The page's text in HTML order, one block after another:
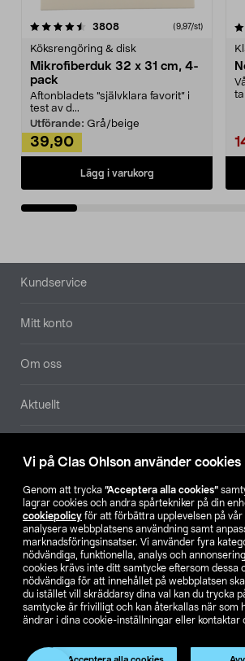
Vi på Clas Ohlson använder cookies
Genom att trycka ”Acceptera alla cookies”
lagrar cookies och andra spårtekniker på din
cookiepolicy för att förbättra upplevelsen på vår
analysera webbplatsens användning samt
marknadsföringsinsatser. Vi använder fyra
nödvändiga, funktionella, analys och
cookies krävs inte ditt samtycke eftersom dessa
nödvändiga för att innehållet på webbplatsen
du istället vill skräddarsy dina val kan du trycka
samtycke är frivilligt och kan återkallas när som
ändrar i dina cookie-inställningar eller kontaktar
Produkten har utgått
3808recensioner (9,97/st)
Köksrengöring & disk
Mikrofiberduk 32 x 31 cm, 4-
pack
Aftonbladets "självklara favorit” i
test av d...
Utförande: Grå/beige
39,90
Lägg i varukorg
4.0av 5 stjärnor
Sidfot
Kundservice
Mitt konto
Om oss
Aktuellt
Hitta butik
SE NO FI
Ändra till priser exklusive